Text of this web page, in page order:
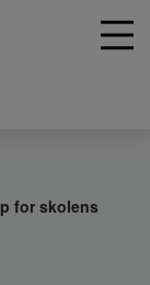
for skolens